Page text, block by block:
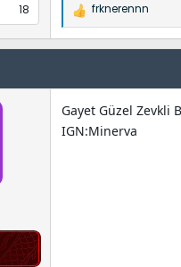
18
İ
a
e
l
e
frknerennn
Gayet Güzel Zevkli
IGN:Minerva